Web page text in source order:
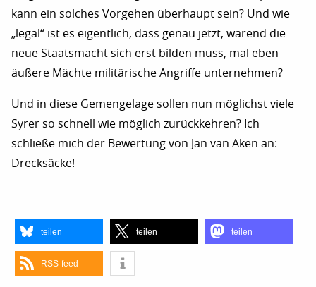
kann ein solches Vorgehen überhaupt sein? Und wie
„legal“ ist es eigentlich, dass genau jetzt, wärend die
neue Staatsmacht sich erst bilden muss, mal eben
äußere Mächte militärische Angriffe unternehmen?
Und in diese Gemengelage sollen nun möglichst viele
Syrer so schnell wie möglich zurückkehren? Ich
schließe mich der Bewertung von Jan van Aken an:
Drecksäcke!
teilen teilen teilen
RSS-feed